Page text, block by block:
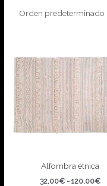
Alfombra étnica
32,00€ - 120,00€